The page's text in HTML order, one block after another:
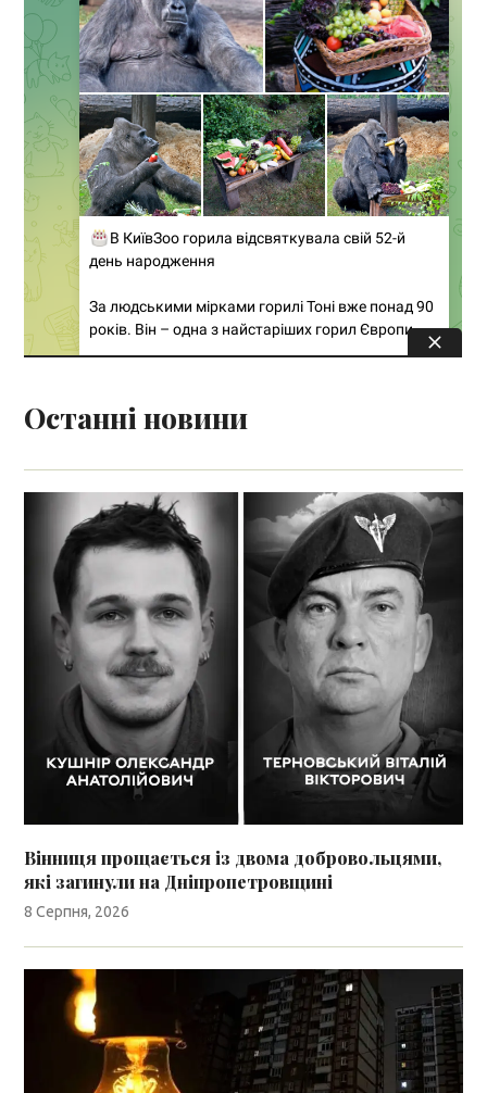
Останні новини
Вінниця прощається із двома добровольцями,
які загинули на Дніпропетровщині
8 Серпня, 2026